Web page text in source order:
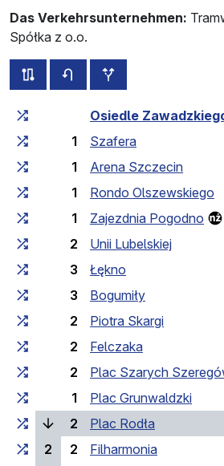
Das Verkehrsunternehmen:
Spółka z o.o.
alle Strecken dieser Linie
Fahrplan für die
Fahrtzeit zunehmend Fahrtzeit
Osiedle
1
Szafera
1
Arena Szczecin
1
Rondo Olszewskiego
1
Zajezdnia Pogodno
2
Unii Lubelskiej
3
Łękno
3
Bogumiły
2
Piotra Skargi
2
Felczaka
2
Plac Szarych
1
Plac Grunwaldzki
2
Plac Rodła
2
2
Filharmonia